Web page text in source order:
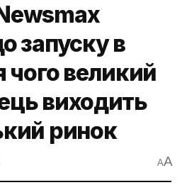
запуску в
чого великий
виходить
ринок
AA